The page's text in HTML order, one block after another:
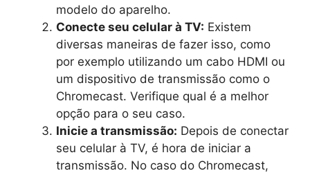
modelo do aparelho.
Conecte seu celular à TV: Existem
diversas maneiras de fazer isso, como
por exemplo utilizando um cabo HDMI ou
um dispositivo de transmissão como o
Chromecast. Verifique qual é a melhor
opção para o seu caso.
Inicie a transmissão: Depois de conectar
seu celular à TV, é hora de iniciar a
transmissão. No caso do Chromecast,